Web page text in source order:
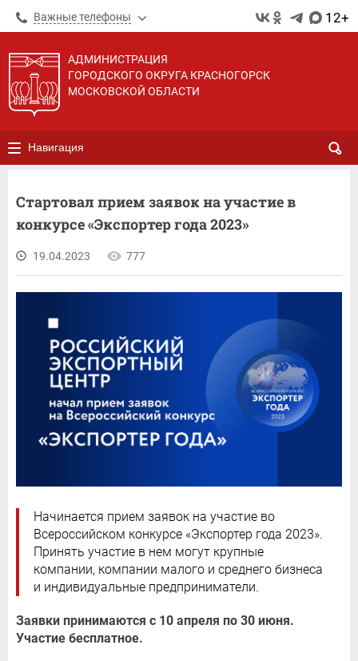
Важные телефоны 12+
АДМИНИСТРАЦИЯ
ГОРОДСКОГО ОКРУГА КРАСНОГОРСК
МОСКОВСКОЙ ОБЛАСТИ
Навигация
Стартовал прием заявок на участие в
конкурсе «Экспортер года 2023»
19.04.2023 777
Начинается прием заявок на участие во
Всероссийском конкурсе «Экспортер года 2023».
Принять участие в нем могут крупные
компании, компании малого и среднего бизнеса
и индивидуальные предприниматели.
Заявки принимаются с 10 апреля по 30 июня.
Участие бесплатное.